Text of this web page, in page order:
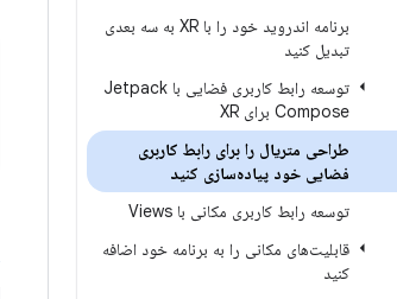
برنامه اندروید خود را با XR به سه بعدی
تبدیل کنید
توسعه رابط کاربری فضایی با Jetpack
Compose برای XR
طراحی متریال را برای رابط کاربری
فضایی خود پیاده‌سازی کنید
توسعه رابط کاربری مکانی با Views
قابلیت‌های مکانی را به برنامه خود اضافه
کنید